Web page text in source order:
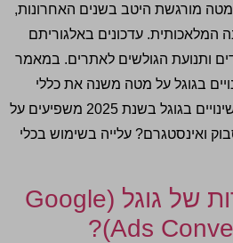
מטה מורגשת היטב בשנים האחרונות,
המלאכותית. עדכונים באלגוריתם
ותנועת הגולשים לאתרים. במאמר
בגוגל על מטה משנה את כללי
המשחק הדיגיטליים. איך השינויים בגוגל בשנת 2025 משפיעים על
ואינסטגרם? עלייה בשימוש בכלי
מה זה קוד המרות של גוגל (Google
Ads